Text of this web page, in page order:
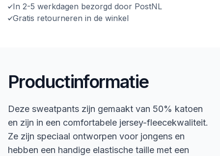
In 2-5 werkdagen bezorgd door PostNL
Gratis retourneren in de winkel
Productinformatie
Deze sweatpants zijn gemaakt van 50% katoen
en zijn in een comfortabele jersey-fleecekwaliteit.
Ze zijn speciaal ontworpen voor jongens en
hebben een handige elastische taille met een